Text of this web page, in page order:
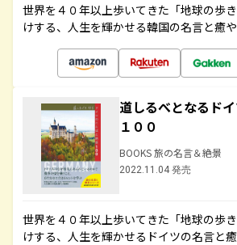
世界を４０年以上歩いてきた「地球の歩
けする、人生を輝かせる韓国の名言と癒
道しるべとなるド
１００
BOOKS 旅の名言＆絶景
2022.11.04 発売
世界を４０年以上歩いてきた「地球の歩
けする、人生を輝かせるドイツの名言と